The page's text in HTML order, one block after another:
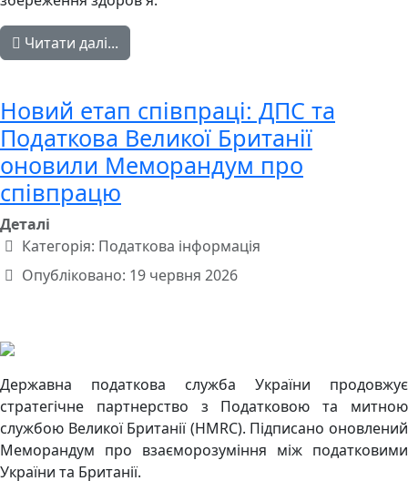
Читати далі...
Новий етап співпраці: ДПС та
Податкова Великої Британії
оновили Меморандум про
співпрацю
Деталі
Категорія: Податкова інформація
Опубліковано: 19 червня 2026
Державна податкова служба України продовжує
стратегічне партнерство з Податковою та митною
службою Великої Британії (HMRC). Підписано оновлений
Меморандум про взаєморозуміння між податковими
України та Британії.